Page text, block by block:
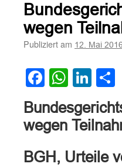
wegen
Publiziert am 12. Mai 2016
Facebook
wegen
BGH, Urteile